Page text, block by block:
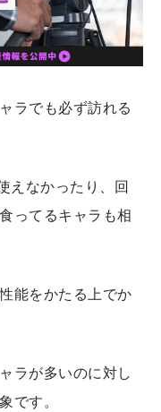
ラでも必ず訪れる
えなかったり、回
ってるキャラも相
能をかたる上でか
ラが多いのに対し
です。